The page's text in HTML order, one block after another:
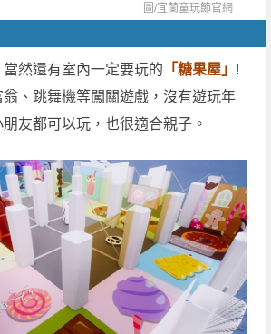
圖/宜蘭童玩節官網
然還有室內一定要玩的 「糖果屋」 !
、跳舞機等闖關遊戲，沒有遊玩年
友都可以玩，也很適合親子。